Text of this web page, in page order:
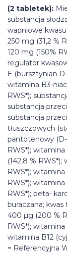
(2 tabletek):
substancja
wapniowe
250 mg (31,2 %
120 mg (150%
regulator
E (bursztynian
witamina B3-
RWS*);
substancja
substancja
tłuszczowych
pantotenowy (D-
RWS*);
(142,8 %
RWS*);
RWS*);
RWS*); beta-
buraczana;
400 µg (200 %
RWS*);
witamina B12
= Referencyjna